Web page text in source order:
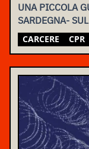
UNA PICCOLA
SARDEGNA-
CARCERE CPR